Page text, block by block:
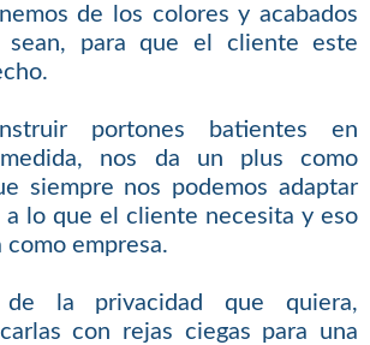
de los colores y acabados
para que el cliente este
portones batientes en
nos da un plus como
siempre nos podemos adaptar
lo que el cliente necesita y eso
como empresa.
de la privacidad que quiera,
con rejas ciegas para una